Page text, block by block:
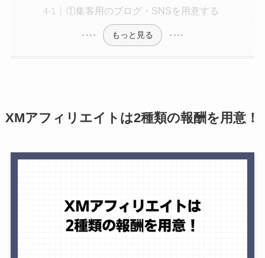
①集客用のブログ・SNSを用意する
もっと見る
XMアフィリエイトは2種類の報酬を用意！